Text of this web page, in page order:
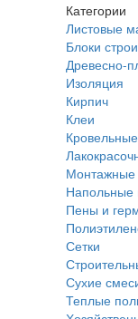
Категории
Листовые
Блоки
Древесно-
Изоляция
Кирпич
Клеи
Монтажные
Напольные
Пены и
Сетки
Сухие
Теплые